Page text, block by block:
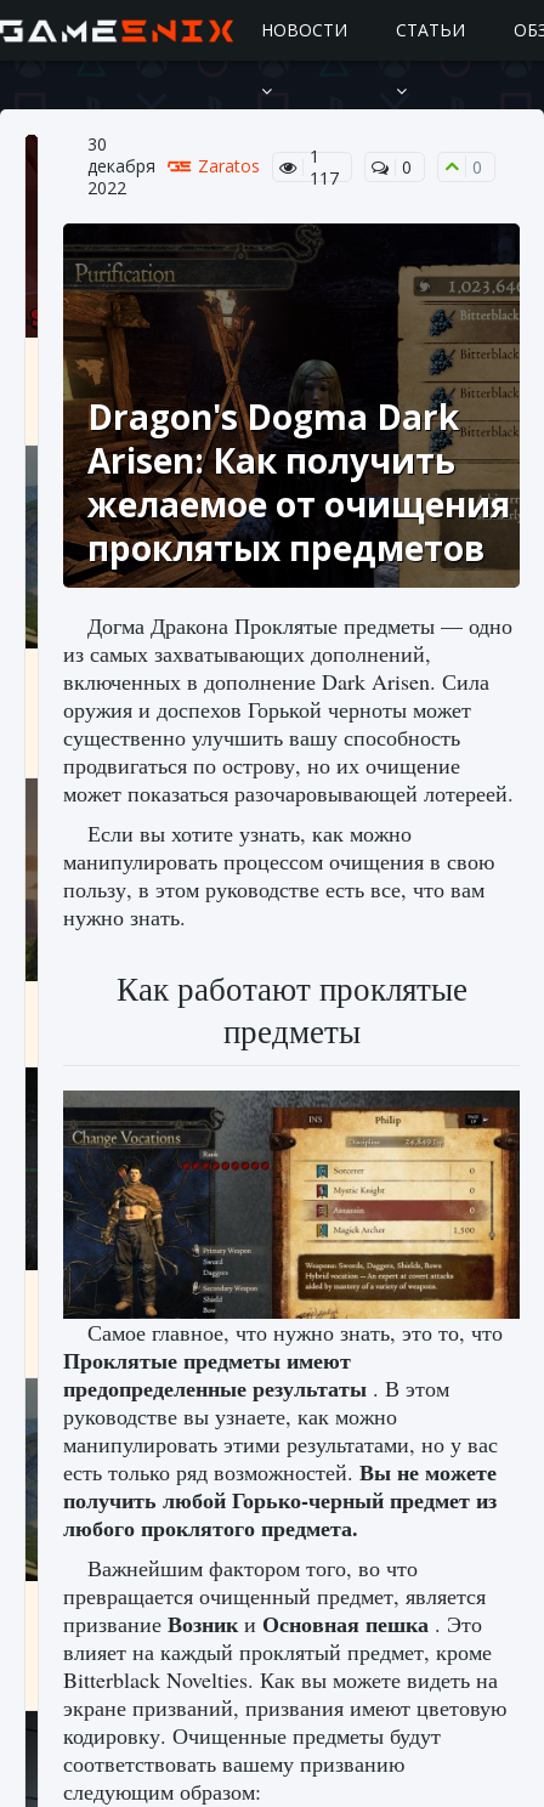
НОВОСТИ СТАТЬИ
Подробное руководство по получению
самоцветов Brawl Stars
10 августа 2024 2 685 0 1
Как исправить ошибку Palworld «Идет
сохранение мира — Невозможно начать
сохранение данных мира»
9 августа 2024 2 511 0 0
Как заработать медали лиги Clash of Clans
2 599 0
лицензии, лиги, команды и стадионы в EA
FC 25
9 августа 2024 2 395
Как исправить ошибку Palworld EPalworld
«Идет сохранение мира — Невозможно
начать сохранение данных мира»
9 августа 2024 2 711 0 0
30
декабря
2022
Zaratos
1
117
0 0
Dragon's Dogma Dark
Arisen: Как получить
желаемое от очищения
проклятых предметов
Догма Дракона Проклятые предметы — одно
из самых захватывающих дополнений,
включенных в дополнение Dark Arisen. Сила
оружия и доспехов Горькой черноты может
существенно улучшить вашу способность
продвигаться по острову, но их очищение
может показаться разочаровывающей лотереей.
Если вы хотите узнать, как можно
манипулировать процессом очищения в свою
пользу, в этом руководстве есть все, что вам
нужно знать.
Как работают проклятые
предметы
Самое главное, что нужно знать, это то, что
Проклятые предметы имеют
предопределенные результаты . В этом
руководстве вы узнаете, как можно
манипулировать этими результатами, но у вас
есть только ряд возможностей. Вы не можете
получить любой Горько-черный предмет из
любого проклятого предмета.
Важнейшим фактором того, во что
превращается очищенный предмет, является
призвание Возники Основная пешка . Это
влияет на каждый проклятый предмет, кроме
Bitterblack Novelties. Как вы можете видеть на
экране призваний, призвания имеют цветовую
кодировку. Очищенные предметы будут
соответствовать вашему призванию
следующим образом: